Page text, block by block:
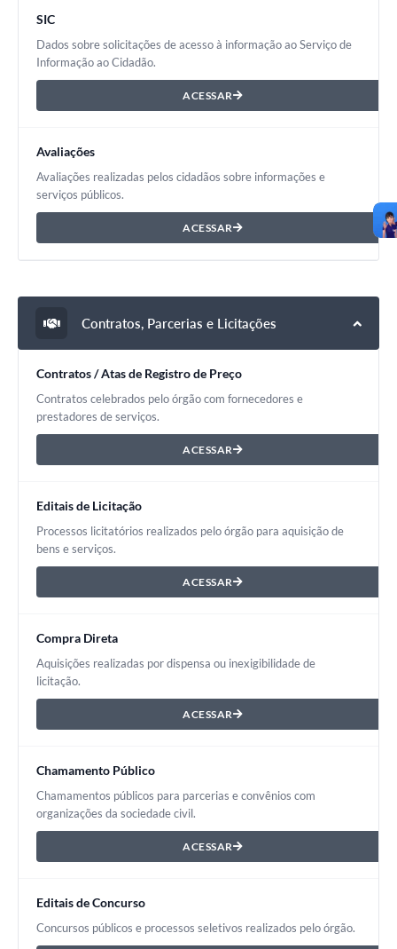
SIC
Dados sobre solicitações de acesso à informação ao Serviço de
Informação ao Cidadão.
ACESSAR
Avaliações
Avaliações realizadas pelos cidadãos sobre informações e
serviços públicos.
ACESSAR
Contratos, Parcerias e Licitações
Contratos / Atas de Registro de Preço
Contratos celebrados pelo órgão com fornecedores e
prestadores de serviços.
ACESSAR
Editais de Licitação
Processos licitatórios realizados pelo órgão para aquisição de
bens e serviços.
ACESSAR
Compra Direta
Aquisições realizadas por dispensa ou inexigibilidade de
licitação.
ACESSAR
Chamamento Público
Chamamentos públicos para parcerias e convênios com
organizações da sociedade civil.
ACESSAR
Editais de Concurso
Concursos públicos e processos seletivos realizados pelo órgão.